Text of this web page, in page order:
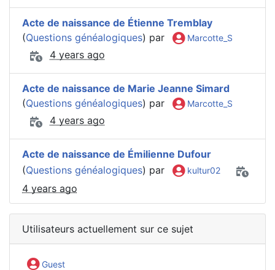
Acte de naissance de Étienne Tremblay
(Questions généalogiques) par Marcotte_S
4 years ago
Acte de naissance de Marie Jeanne Simard
(Questions généalogiques) par Marcotte_S
4 years ago
Acte de naissance de Émilienne Dufour
(Questions généalogiques) par kultur02
4 years ago
Utilisateurs actuellement sur ce sujet
Guest